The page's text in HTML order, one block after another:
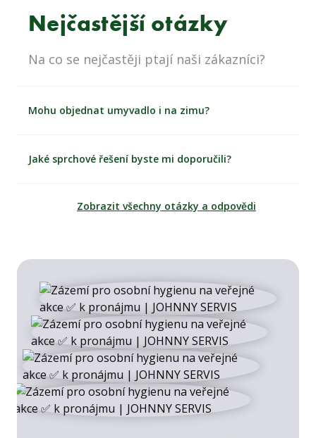
Nejčastější otázky
Na co se nejčastěji ptají naši zákazníci?
Mohu objednat umyvadlo i na zimu?
Jaké sprchové řešení byste mi doporučili?
Zobrazit všechny otázky a odpovědi